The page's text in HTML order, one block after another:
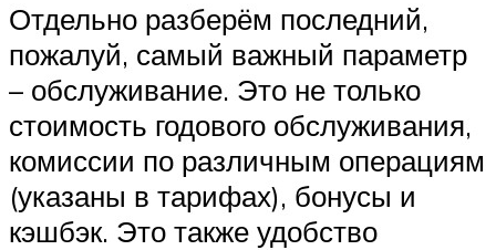
Отдельно разберём последний,
пожалуй, самый важный параметр
– обслуживание. Это не только
стоимость годового обслуживания,
комиссии по различным операциям
(указаны в тарифах), бонусы и
кэшбэк. Это также удобство